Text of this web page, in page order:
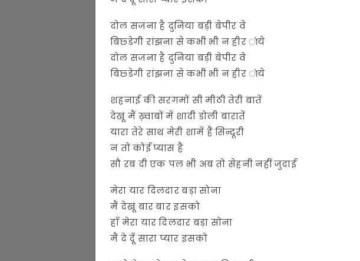
दोल सजना है दुनिया बड़ी बेपीर वे
बिछ्डेगी रांझना से कभी भी न हीर ोये
दोल सजना है दुनिया बड़ी बेपीर वे
बिछ्डेगी रांझना से कभी भी न हीर ोये
शहनाई की सरगमों सी मीठी तेरी बातें
देखूं मैं ख़्वाबों में शादी डोली बारातें
यारा तेरे साथ मेरी शामें हैं सिन्दूरी
न तो कोई प्यास है
सौ रब दी एक पल भी अब तो सेहनी नहीं जुदाई
मेरा यार दिलदार बड़ा सोना
मैं देखूं बार बार इसको
हाँ मेरा यार दिलदार बड़ा सोना
मैं दे दूँ सारा प्यार इसको